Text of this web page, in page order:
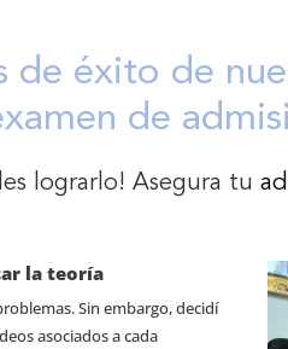
de éxito de
de
lograrlo! Asegura tu
la teoría
Sin embargo, decidí
asociados a cada